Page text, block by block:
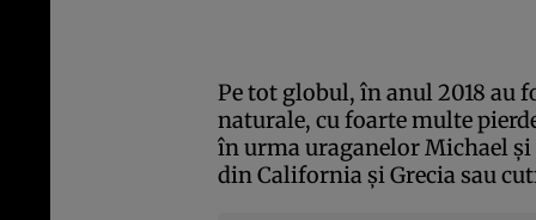
Pe tot globul, în anul 2018 au
naturale, cu foarte multe
în urma uraganelor Michael
din California şi Grecia sau